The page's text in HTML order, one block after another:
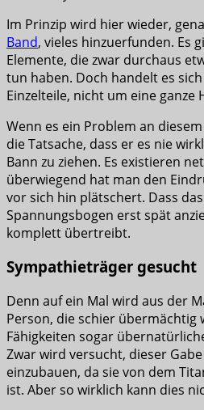
Im Prinzip wird hier wieder,
Band, vieles hinzuerfunden. Es
Elemente, die zwar durchaus
tun haben. Doch handelt es
Einzelteile, nicht um eine ganze
Wenn es ein Problem an
die Tatsache, dass er es nie
Bann zu ziehen. Es existieren
überwiegend hat man den
vor sich hin plätschert. Dass
Spannungsbogen erst spät
komplett übertreibt.
Sympathieträger gesucht
Denn auf ein Mal wird aus der
Person, die schier übermächtig
Fähigkeiten sogar
Zwar wird versucht, dieser
einzubauen, da sie von dem
ist. Aber so wirklich kann dies